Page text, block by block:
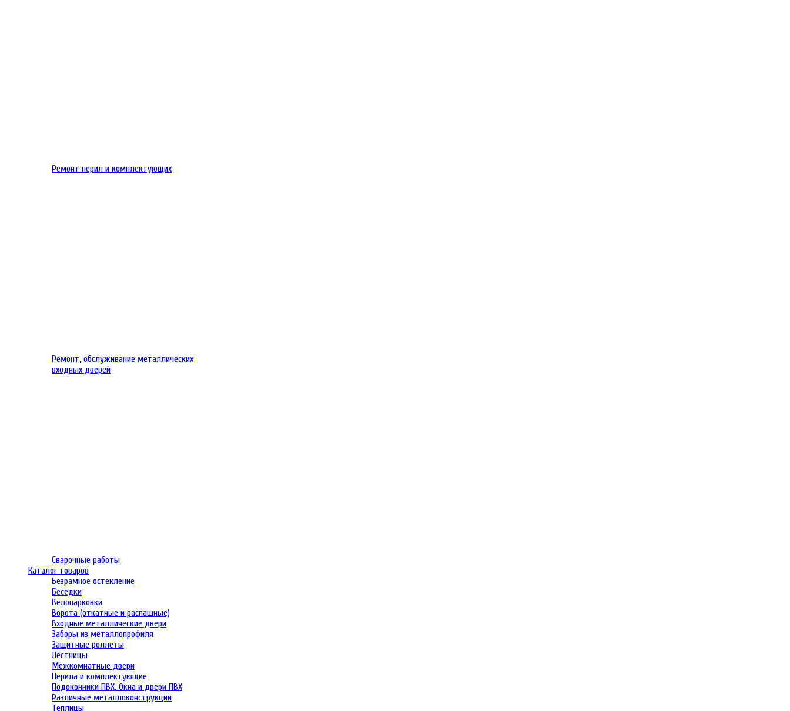
Ремонт перил и комплектующих
Ремонт, обслуживание металлических
входных дверей
Сварочные работы
Каталог товаров
Безрамное остекление
Беседки
Велопарковки
Ворота (откатные и распашные)
Входные металлические двери
Заборы из металлопрофиля
Защитные роллеты
Лестницы
Межкомнатные двери
Перила и комплектующие
Подоконники ПВХ. Окна и двери ПВХ
Различные металлоконструкции
Теплицы